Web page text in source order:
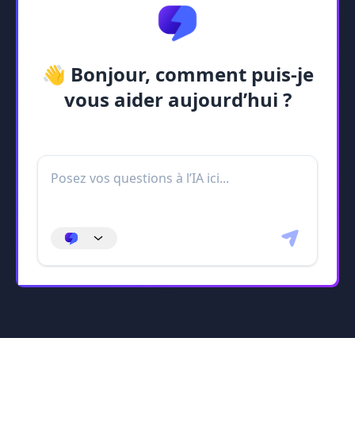
👋 Bonjour, comment puis-je
vous aider aujourd’hui ?